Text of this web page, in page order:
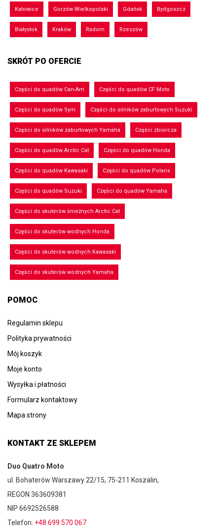
Katowice Gorzów Wielkopolski Gdańsk Bydgoszcz
Białystok Kraków Radom Rzeszów
SKRÓT PO OFERCIE
Części do quadów Can-Am Części do quadów CF Moto
Części do quadów Sym Części do silników zaburtowych Suzuki
Części do silników zaburtowych Yamaha Części zbiorcza
Części do quadów Arctic Cat Części do quadów Honda
Części do quadów Kawasaki Części do quadów Polaris
Części do quadów Suzuki Części do quadów Yamaha
Części do skuterów śnieżnych Arctic Cat
Części do skuterów wodnych Honda
Części do skuterów wodnych Kawasaki
Części do skuterów wodnych Yamaha
POMOC
Regulamin sklepu
Polityka prywatności
Mój koszyk
Moje konto
Wysyłka i płatności
Formularz kontaktowy
Mapa strony
KONTAKT ZE SKLEPEM
Duo Quatro Moto
ul. Bohaterów Warszawy 22/15, 75-211 Koszalin,
REGON 363609381
NIP 6692526588
Telefon: +48 699 570 067